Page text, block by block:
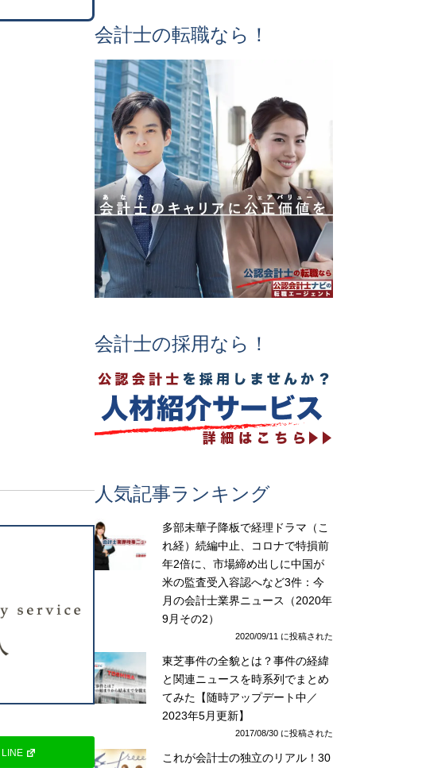
LINE
会計士の転職なら！
会計士の採用なら！
人気記事ランキング
多部未華子降板で経理ドラマ（こ
れ経）続編中止、コロナで特損前
年2倍に、市場締め出しに中国が
米の監査受入容認へなど3件：今
月の会計士業界ニュース（2020年
9月その2）
2020/09/11 に投稿された
東芝事件の全貌とは？事件の経緯
と関連ニュースを時系列でまとめ
てみた【随時アップデート中／
2023年5月更新】
2017/08/30 に投稿された
これが会計士の独立のリアル！30